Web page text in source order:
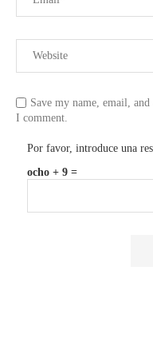
Save my name, email,
I comment.
Por favor, introduce una
ocho + 9 =